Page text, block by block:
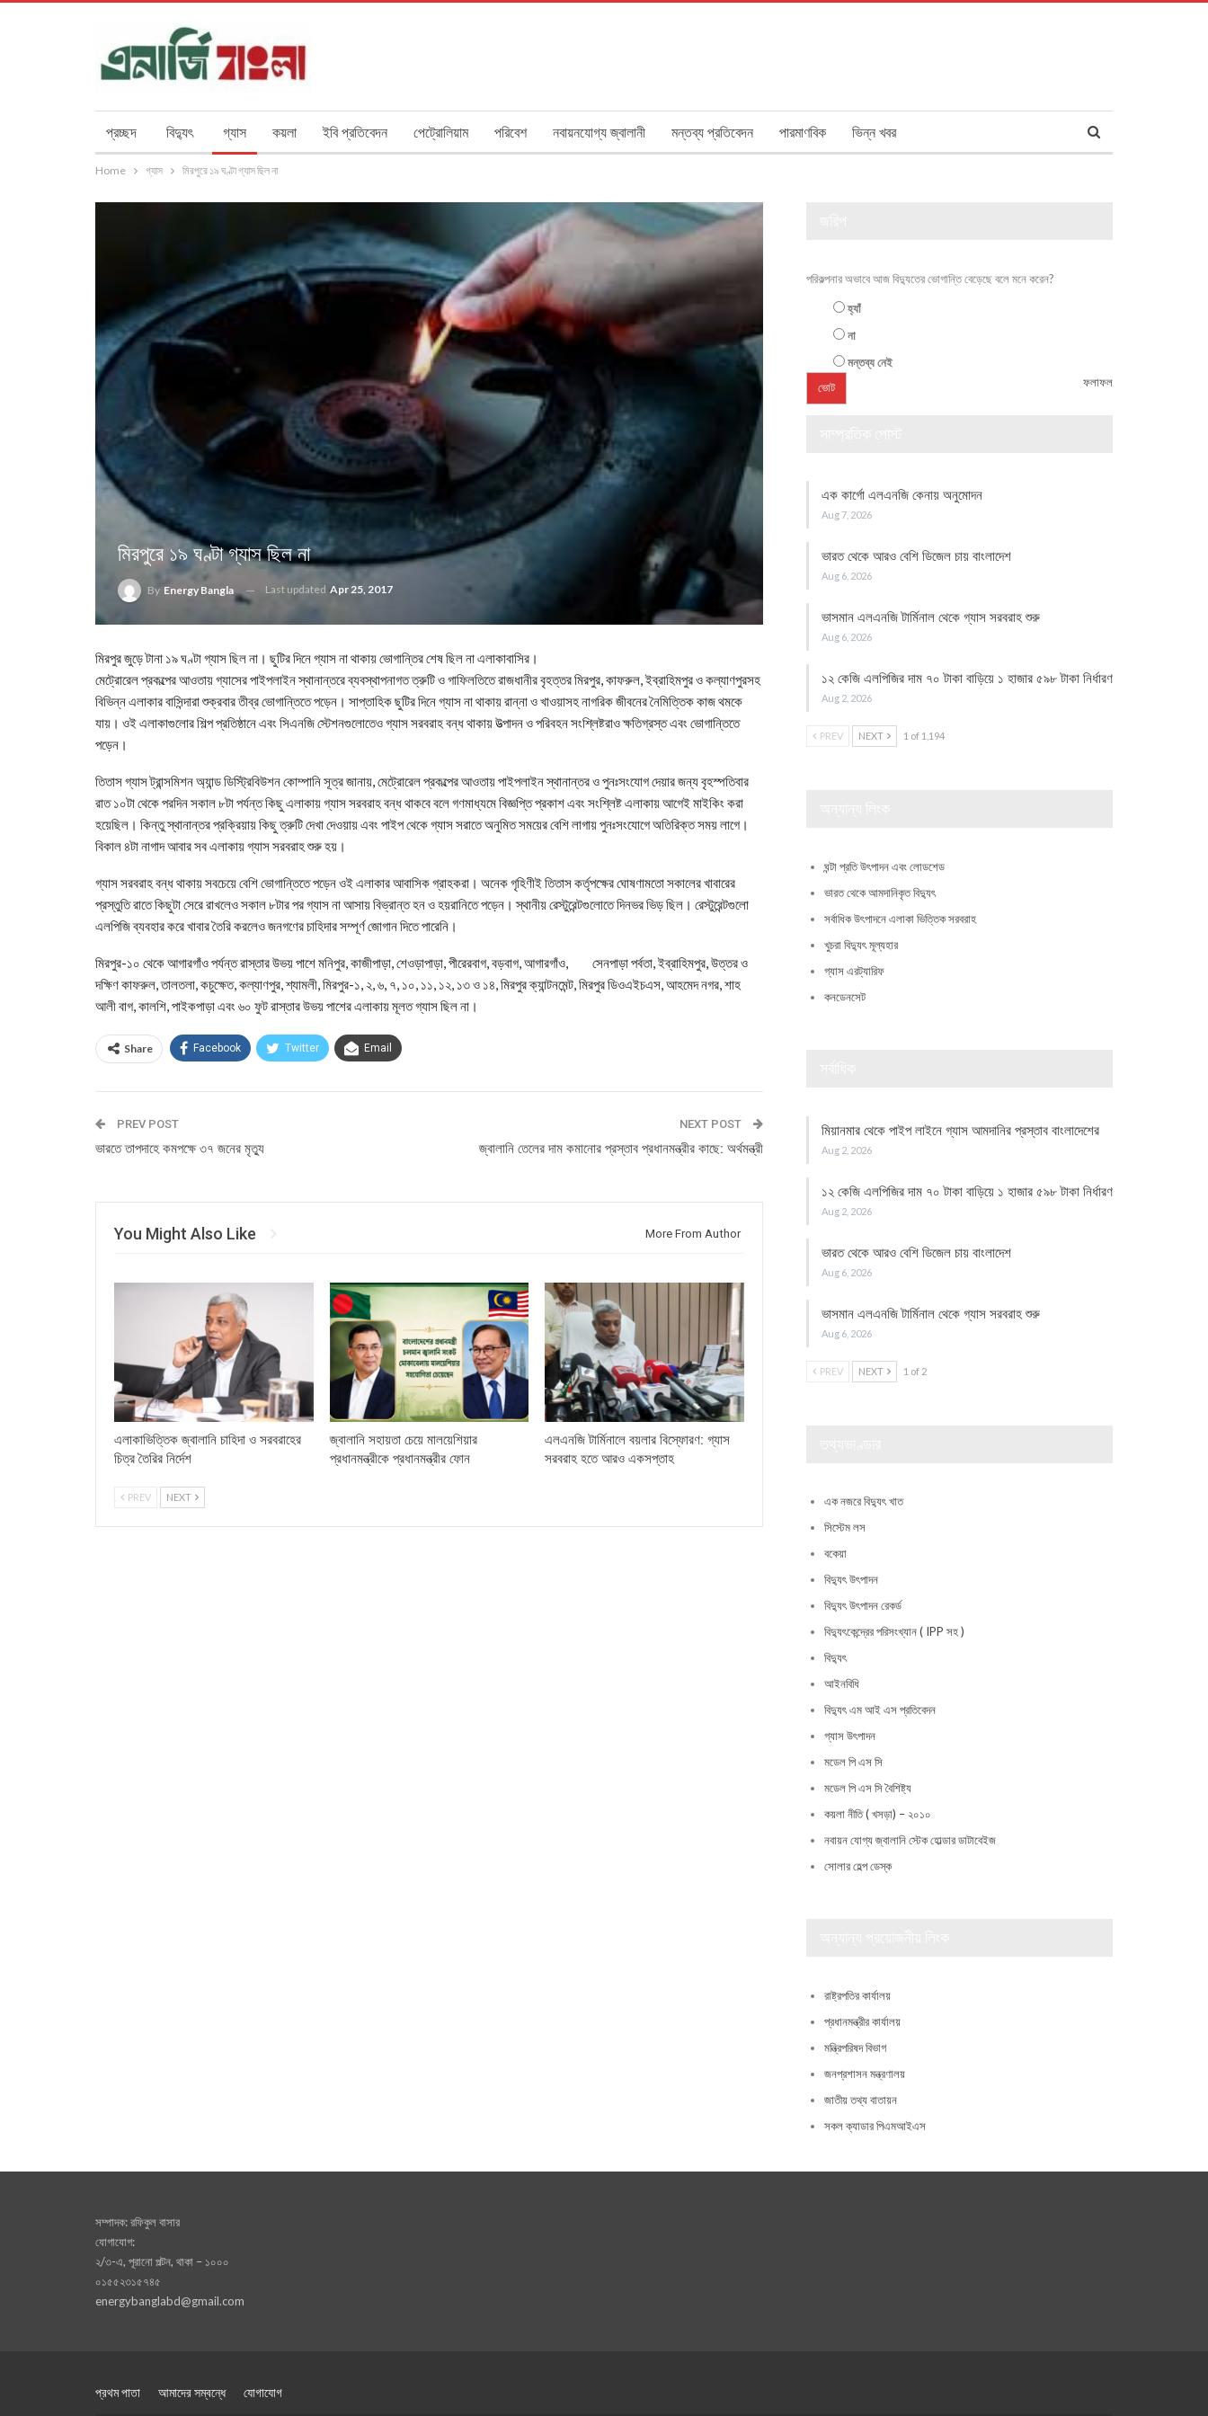
প্রচ্ছদ বিদ্যুৎ গ্যাস কয়লা ইবি প্রতিবেদন পেট্রোলিয়াম পরিবেশ নবায়নযোগ্য জ্বালানী মন্তব্য প্রতিবেদন পারমাণবিক ভিন্ন খবর
Home গ্যাস মিরপুরে ১৯ ঘণ্টা গ্যাস ছিল না
মিরপুরে ১৯ ঘণ্টা গ্যাস ছিল না
By Energy Bangla Last updated Apr 25, 2017
মিরপুর জুড়ে টানা ১৯ ঘণ্টা গ্যাস ছিল না। ছুটির দিনে গ্যাস না থাকায় ভোগান্তির শেষ ছিল না এলাকাবাসির।
মেট্রোরেল প্রকল্পের আওতায় গ্যাসের পাইপলাইন স্থানান্তরে ব্যবস্থাপনাগত ত্রুটি ও গাফিলতিতে রাজধানীর বৃহত্তর মিরপুর, কাফরুল, ইব্রাহিমপুর ও কল্যাণপুরসহ
বিভিন্ন এলাকার বাসিন্দারা শুক্রবার তীব্র ভোগান্তিতে পড়েন। সাপ্তাহিক ছুটির দিনে গ্যাস না থাকায় রান্না ও খাওয়াসহ নাগরিক জীবনের নৈমিত্তিক কাজ থমকে
যায়। ওই এলাকাগুলোর শিল্প প্রতিষ্ঠানে এবং সিএনজি স্টেশনগুলোতেও গ্যাস সরবরাহ বন্ধ থাকায় উত্পাদন ও পরিবহন সংশ্লিষ্টরাও ক্ষতিগ্রস্ত এবং ভোগান্তিতে
পড়েন।
তিতাস গ্যাস ট্রান্সমিশন অ্যান্ড ডিস্ট্রিবিউশন কোম্পানি সূত্র জানায়, মেট্রোরেল প্রকল্পের আওতায় পাইপলাইন স্থানান্তর ও পুনঃসংযোগ দেয়ার জন্য বৃহস্পতিবার
রাত ১০টা থেকে পরদিন সকাল ৮টা পর্যন্ত কিছু এলাকায় গ্যাস সরবরাহ বন্ধ থাকবে বলে গণমাধ্যমে বিজ্ঞপ্তি প্রকাশ এবং সংশ্লিষ্ট এলাকায় আগেই মাইকিং করা
হয়েছিল। কিন্তু স্থানান্তর প্রক্রিয়ায় কিছু ত্রুটি দেখা দেওয়ায় এবং পাইপ থেকে গ্যাস সরাতে অনুমিত সময়ের বেশি লাগায় পুনঃসংযোগে অতিরিক্ত সময় লাগে।
বিকাল ৪টা নাগাদ আবার সব এলাকায় গ্যাস সরবরাহ শুরু হয়।
গ্যাস সরবরাহ বন্ধ থাকায় সবচেয়ে বেশি ভোগান্তিতে পড়েন ওই এলাকার আবাসিক গ্রাহকরা। অনেক গৃহিণীই তিতাস কর্তৃপক্ষের ঘোষণামতো সকালের খাবারের
প্রস্তুতি রাতে কিছুটা সেরে রাখলেও সকাল ৮টার পর গ্যাস না আসায় বিভ্রান্ত হন ও হয়রানিতে পড়েন। স্থানীয় রেস্টুরেন্টগুলোতে দিনভর ভিড় ছিল। রেস্টুরেন্টগুলো
এলপিজি ব্যবহার করে খাবার তৈরি করলেও জনগণের চাহিদার সম্পূর্ণ জোগান দিতে পারেনি।
মিরপুর-১০ থেকে আগারগাঁও পর্যন্ত রাস্তার উভয় পাশে মনিপুর, কাজীপাড়া, শেওড়াপাড়া, পীরেরবাগ, বড়বাগ, আগারগাঁও, সেনপাড়া পর্বতা, ইব্রাহিমপুর, উত্তর ও
দক্ষিণ কাফরুল, তালতলা, কচুক্ষেত, কল্যাণপুর, শ্যামলী, মিরপুর-১, ২, ৬, ৭, ১০, ১১, ১২, ১৩ ও ১৪, মিরপুর ক্যান্টনমেন্ট, মিরপুর ডিওএইচএস, আহমেদ নগর, শাহ
আলী বাগ, কালশি, পাইকপাড়া এবং ৬০ ফুট রাস্তার উভয় পাশের এলাকায় মূলত গ্যাস ছিল না।
Share Facebook Twitter Email
PREV POST
ভারতে তাপদাহে কমপক্ষে ৩৭ জনের মৃত্যু
NEXT POST
জ্বালানি তেলের দাম কমানোর প্রস্তাব প্রধানমন্ত্রীর কাছে: অর্থমন্ত্রী
You Might Also Like More From Author
এলাকাভিত্তিক জ্বালানি চাহিদা ও সরবরাহের
চিত্র তৈরির নির্দেশ
জ্বালানি সহায়তা চেয়ে মালয়েশিয়ার
প্রধানমন্ত্রীকে প্রধানমন্ত্রীর ফোন
এলএনজি টার্মিনালে বয়লার বিস্ফোরণ: গ্যাস
সরবরাহ হতে আরও একসপ্তাহ
PREV NEXT
পরিকল্পনার অভাবে আজ বিদ্যুতের ভোগান্তি বেড়েছে বলে মনে করেন?
হ্যাঁ
না
মন্তব্য নেই
ফলাফল
এক কার্গো এলএনজি কেনায় অনুমোদন
Aug 7, 2026
ভারত থেকে আরও বেশি ডিজেল চায় বাংলাদেশ
Aug 6, 2026
ভাসমান এলএনজি টার্মিনাল থেকে গ্যাস সরবরাহ শুরু
Aug 6, 2026
১২ কেজি এলপিজির দাম ৭০ টাকা বাড়িয়ে ১ হাজার ৫৯৮ টাকা নির্ধারণ
Aug 2, 2026
PREV NEXT 1 of 1,194
ঘন্টা প্রতি উৎপাদন এবং লোডশেড
ভারত থেকে আমদানিকৃত বিদ্যুৎ
সর্বাধিক উৎপাদনে এলাকা ভিত্তিক সরবরাহ
খুচরা বিদ্যুৎ মূল্যহার
গ্যাস এরট্যারিফ
কনডেনসেট
মিয়ানমার থেকে পাইপ লাইনে গ্যাস আমদানির প্রস্তাব বাংলাদেশের
Aug 2, 2026
১২ কেজি এলপিজির দাম ৭০ টাকা বাড়িয়ে ১ হাজার ৫৯৮ টাকা নির্ধারণ
Aug 2, 2026
ভারত থেকে আরও বেশি ডিজেল চায় বাংলাদেশ
Aug 6, 2026
ভাসমান এলএনজি টার্মিনাল থেকে গ্যাস সরবরাহ শুরু
Aug 6, 2026
PREV NEXT 1 of 2
এক নজরে বিদ্যুৎ খাত
সিস্টেম লস
বকেয়া
বিদ্যুৎ উৎপাদন
বিদ্যুৎ উৎপাদন রেকর্ড
বিদ্যুৎকেন্দ্রের পরিসংখ্যান ( IPP সহ )
বিদ্যুৎ
আইনবিধি
বিদ্যুৎ এম আই এস প্রতিবেদন
গ্যাস উৎপাদন
মডেল পি এস সি
মডেল পি এস সি বৈশিষ্ট্য
কয়লা নীতি ( খসড়া) – ২০১০
নবায়ন যোগ্য জ্বালানি স্টেক হোল্ডার ডাটাবেইজ
সোলার হেল্প ডেস্ক
রাষ্ট্রপতির কার্যালয়
প্রধানমন্ত্রীর কার্যালয়
মন্ত্রিপরিষদ বিভাগ
জনপ্রশাসন মন্ত্রণালয়
জাতীয় তথ্য বাতায়ন
সকল ক্যাডার পিএমআইএস
সম্পাদক: রফিকুল বাসার
যোগাযোগ:
২/৩-এ, পূরানো পল্টন, থাকা – ১০০০
০১৫৫২৩১৫৭৪৫
energybanglabd@gmail.com
প্রথম পাতা আমাদের সম্বন্ধে যোগাযোগ